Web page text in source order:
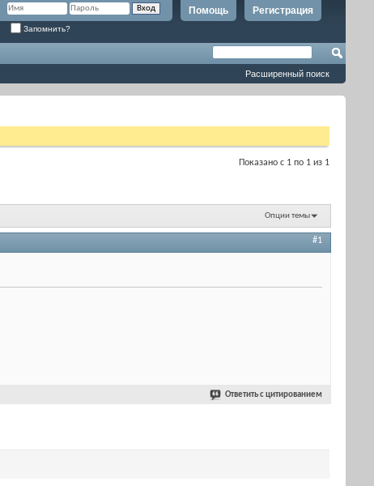
Регистрация
Помощь
Запомнить?
Расширенный поиск
Показано с 1 по 1 из 1
Опции темы
#1
Ответить с цитированием